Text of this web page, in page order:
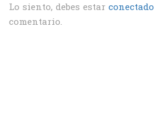
Lo siento, debes estar conectado
comentario.